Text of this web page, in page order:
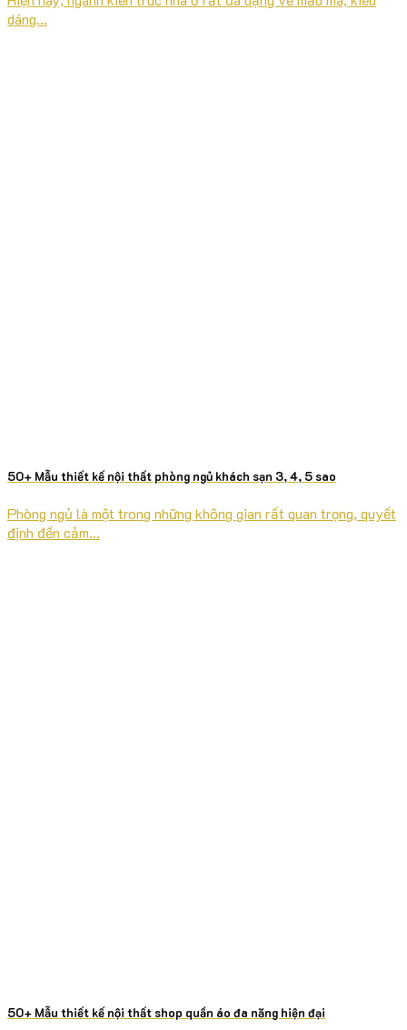
dáng...
50+ Mẫu thiết kế nội thất phòng ngủ khách sạn 3, 4, 5 sao
Phòng ngủ là một trong những không gian rất quan trọng, quyết
định đến cảm...
50+ Mẫu thiết kế nội thất shop quần áo đa năng hiện đại